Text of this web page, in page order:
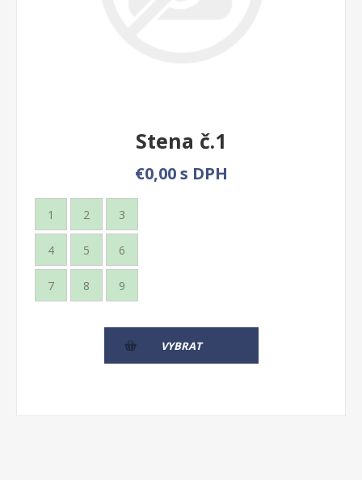
Stena č.1
€0,00 s DPH
1 2 3
4 5 6
7 8 9
VYBRAT